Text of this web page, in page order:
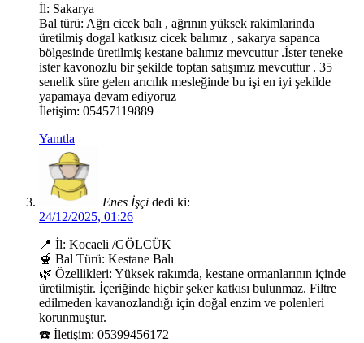
İl: Sakarya
Bal türü: Ağrı cicek balı , ağrının yüksek rakimlarinda
üretilmiş dogal katkısız cicek balımız , sakarya sapanca
bölgesinde üretilmiş kestane balımız mevcuttur .İster teneke
ister kavonozlu bir şekilde toptan satışımız mevcuttur . 35
senelik süre gelen arıcılık mesleğinde bu işi en iyi şekilde
yapamaya devam ediyoruz
İletişim: 05457119889
Yanıtla
Enes İşçi dedi ki:
24/12/2025, 01:26
📍 İl: Kocaeli /GÖLCÜK
🍯 Bal Türü: Kestane Balı
🌿 Özellikleri: Yüksek rakımda, kestane ormanlarının içinde
üretilmiştir. İçeriğinde hiçbir şeker katkısı bulunmaz. Filtre
edilmeden kavanozlandığı için doğal enzim ve polenleri
korunmuştur.
☎️ İletişim: 05399456172